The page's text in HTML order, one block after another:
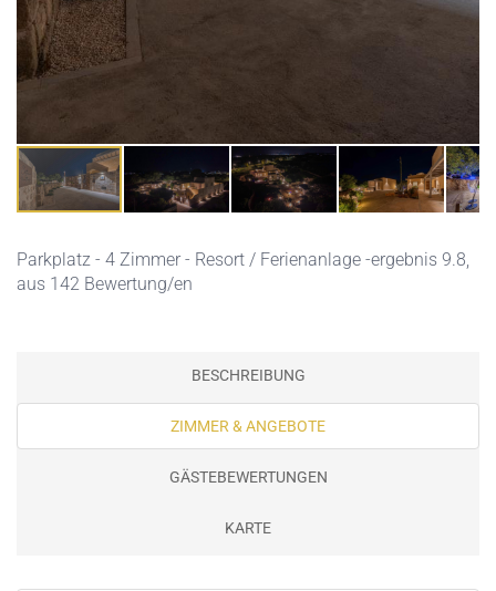
Parkplatz - 4 Zimmer - Resort / Ferienanlage -ergebnis 9.8,
aus 142 Bewertung/en
BESCHREIBUNG
ZIMMER & ANGEBOTE
GÄSTEBEWERTUNGEN
KARTE